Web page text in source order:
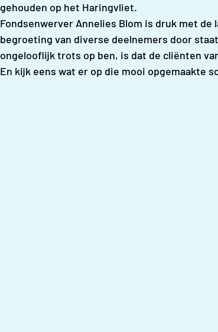
gehouden op het Haringvliet.
Fondsenwerver Annelies Blom is druk met
begroeting van diverse deelnemers door
ongelooflijk trots op ben, is dat de cliënten
En kijk eens wat er op die mooi opgemaakte